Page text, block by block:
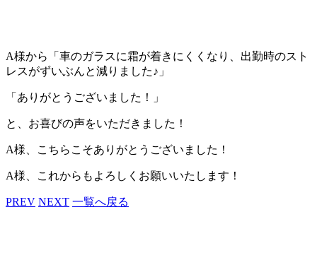
A様から「車のガラスに霜が着きにくくなり、出勤時のスト
レスがずいぶんと減りました♪」
「ありがとうございました！」
と、お喜びの声をいただきました！
A様、こちらこそありがとうございました！
A様、これからもよろしくお願いいたします！
PREV NEXT 一覧へ戻る